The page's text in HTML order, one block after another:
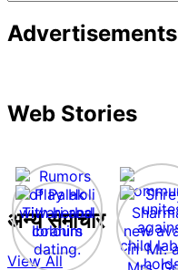
Advertisements
Web Stories
अन्य समाचार
View All